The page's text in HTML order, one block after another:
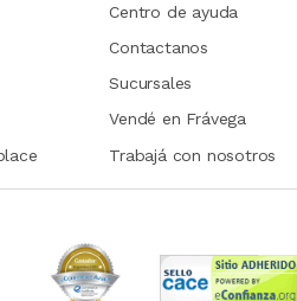
Centro de ayuda
Contactanos
Sucursales
Vendé en Frávega
Trabajá con nosotros